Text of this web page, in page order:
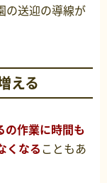
の送迎の導線が
える
の作業に時間も
くなることもあ